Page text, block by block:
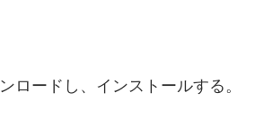
ロードし、インストールする。